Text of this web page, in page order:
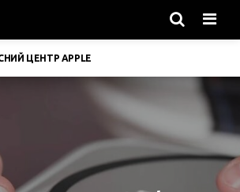
ЦЕНТР APPLE